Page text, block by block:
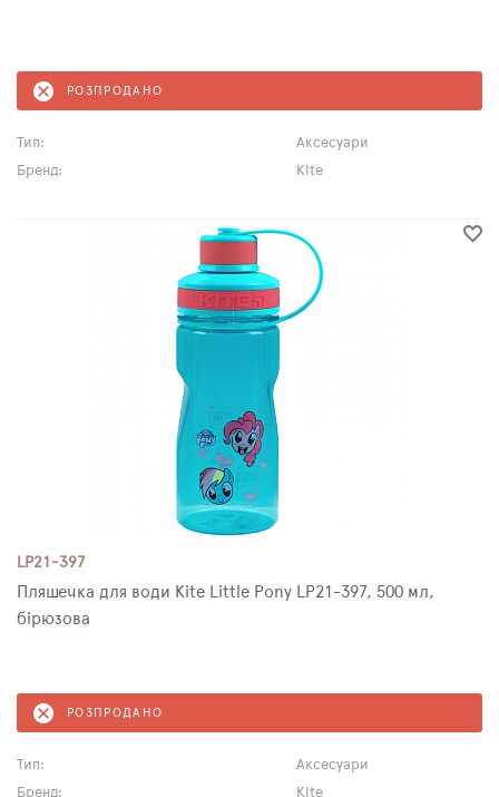
РОЗПРОДАНО
Тип:
Аксесуари
Бренд:
Kite
LP21-397
Пляшечка для води Kite Little Pony LP21-397, 500 мл,
бірюзова
РОЗПРОДАНО
Тип:
Аксесуари
Бренд:
Kite